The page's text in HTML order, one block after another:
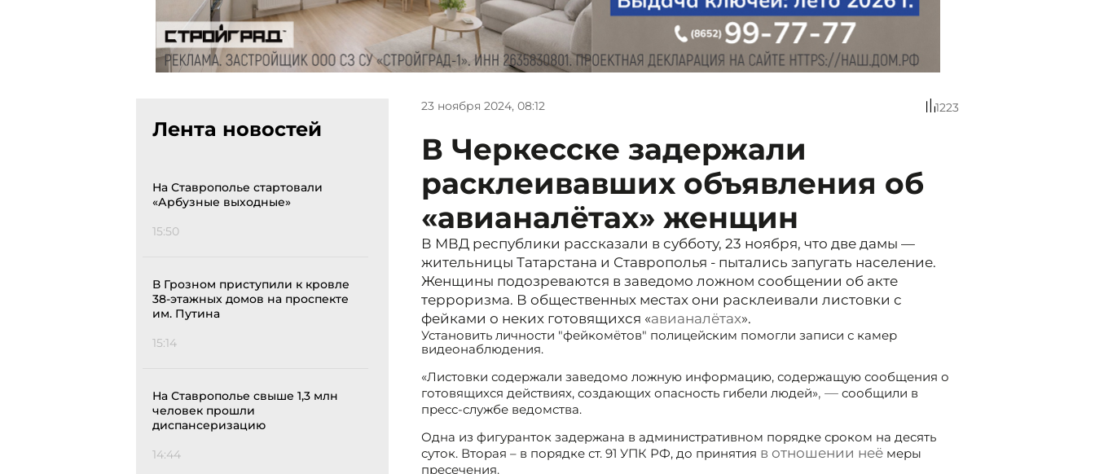
Лента новостей
На Ставрополье стартовали
«Арбузные выходные»
15:50
В Грозном приступили к кровле
38-этажных домов на проспекте
им. Путина
15:14
На Ставрополье свыше 1,3 млн
человек прошли
диспансеризацию
14:44
23 ноября 2024, 08:12 1223
В Черкесске задержали
расклеивавших объявления об
«авианалётах» женщин
В МВД республики рассказали в субботу, 23 ноября, что две дамы —
жительницы Татарстана и Ставрополья - пытались запугать население.
Женщины подозреваются в заведомо ложном сообщении об акте
терроризма. В общественных местах они расклеивали листовки с
фейками о неких готовящихся «авианалётах».
Установить личности "фейкомётов" полицейским помогли записи с камер
видеонаблюдения.
«Листовки содержали заведомо ложную информацию, содержащую сообщения о
готовящихся действиях, создающих опасность гибели людей», — сообщили в
пресс-службе ведомства.
Одна из фигуранток задержана в административном порядке сроком на десять
суток. Вторая – в порядке ст. 91 УПК РФ, до принятия в отношении неё меры
пресечения.